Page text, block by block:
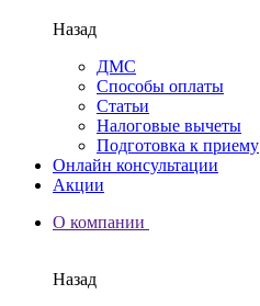
Назад
ДМС
Способы оплаты
Статьи
Налоговые вычеты
Подготовка к приему
Онлайн консультации
Акции
О компании
Назад